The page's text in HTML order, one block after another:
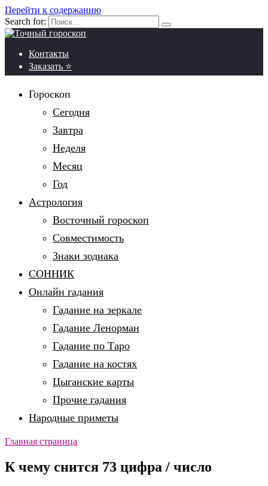
Перейти к содержанию
Search for:
Контакты
Заказать ⭐
Гороскоп
Сегодня
Завтра
Неделя
Месяц
Год
Астрология
Восточный гороскоп
Совместимость
Знаки зодиака
СОННИК
Онлайн гадания
Гадание на зеркале
Гадание Ленорман
Гадание по Таро
Гадание на костях
Цыганские карты
Прочие гадания
Народные приметы
Главная страница
К чему снится 73 цифра / число